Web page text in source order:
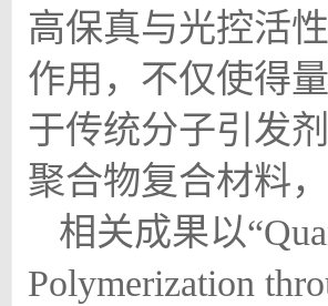
高保真与光控活
作用，不仅使得
于传统分子引发
聚合物复合材料
相关成果以“
Polymerization